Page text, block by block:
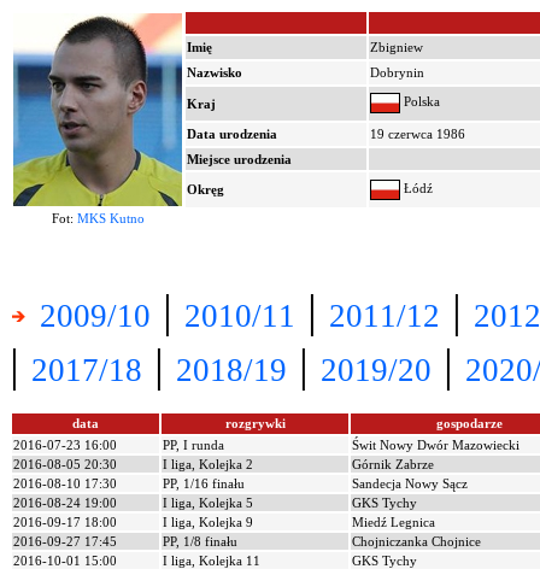
Imię
Zbigniew
Nazwisko
Dobrynin
Kraj Polska
Data urodzenia
19 czerwca 1986
Miejsce urodzenia
Okręg Łódź
Fot: MKS Kutno
2009/10 | 2010/11 | 2011/12 |
| 2017/18 | 2018/19 | 2019/20 |
data rozgrywki
gospodarze
2016-07-23 16:00
PP, I runda
Świt Nowy Dwór Mazowiecki
2016-08-05 20:30
I liga, Kolejka 2
Górnik Zabrze
2016-08-10 17:30
PP, 1/16 finału
Sandecja Nowy Sącz
2016-08-24 19:00
I liga, Kolejka 5
GKS Tychy
2016-09-17 18:00
I liga, Kolejka 9
Miedź Legnica
2016-09-27 17:45
PP, 1/8 finału
Chojniczanka Chojnice
2016-10-01 15:00
I liga, Kolejka 11
GKS Tychy